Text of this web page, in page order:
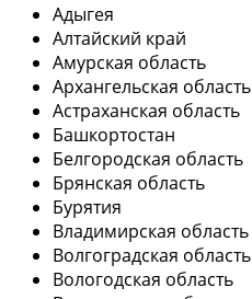
Адыгея
Алтайский край
Амурская область
Архангельская область
Астраханская область
Башкортостан
Белгородская область
Брянская область
Бурятия
Владимирская область
Волгоградская область
Вологодская область